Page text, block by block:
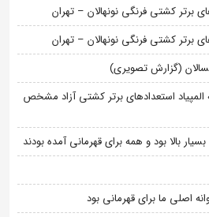
برتر کشتی فرنگی نونهالان – تهران
برتر کشتی فرنگی نونهالان – تهران
(گزارش تصویری)
المپیاد استعدادهای برتر کشتی آزاد مشخص
بالا بود و همه برای قهرمانی آمده بودند
اصلی ما برای قهرمانی بود